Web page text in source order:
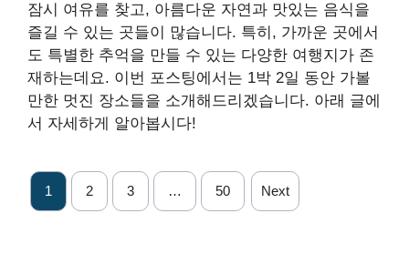
잠시 여유를 찾고, 아름다운 자연과 맛있는 음식을
즐길 수 있는 곳들이 많습니다. 특히, 가까운 곳에서
도 특별한 추억을 만들 수 있는 다양한 여행지가 존
재하는데요. 이번 포스팅에서는 1박 2일 동안 가볼
만한 멋진 장소들을 소개해드리겠습니다. 아래 글에
서 자세하게 알아봅시다!
1 2 3 … 50 Next